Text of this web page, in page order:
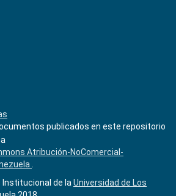
publicados en este repositorio
Atribución-NoComercial-
Institucional de la Universidad de Los